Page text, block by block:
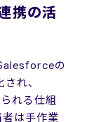
携の活
の
れ、
れる仕組
者は手作業